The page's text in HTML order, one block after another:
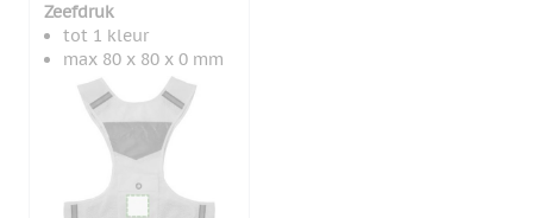
Zeefdruk
tot 1 kleur
max 80 x 80 x 0 mm